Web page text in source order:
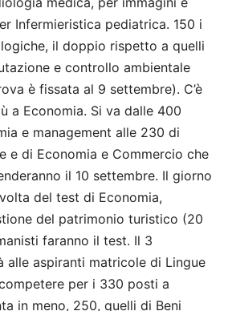
Infermieristica pediatrica. 150 i
il doppio rispetto a quelli
e controllo ambientale
è fissata al 9 settembre). C’è
a Economia. Si va dalle 400
e management alle 230 di
e di Economia e Commercio che
il 10 settembre. Il giorno
del test di Economia,
del patrimonio turistico (20
faranno il test. Il 3
alle aspiranti matricole di Lingue
per i 330 posti a
in meno, 250, quelli di Beni